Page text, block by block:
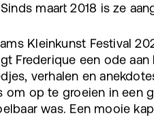
maart 2018 is ze
Kleinkunst Festival
Frederique een ode
verhalen en
om op te groeien in een
was. Een mooie